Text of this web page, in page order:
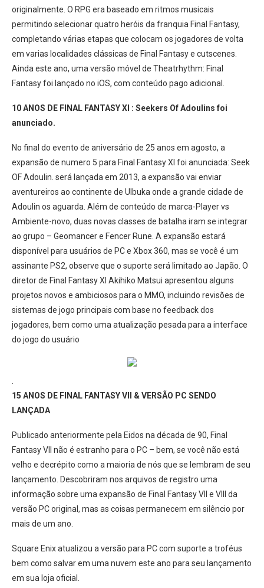
originalmente. O RPG era baseado em ritmos musicais
permitindo selecionar quatro heróis da franquia Final Fantasy,
completando várias etapas que colocam os jogadores de volta
em varias localidades clássicas de Final Fantasy e cutscenes.
Ainda este ano, uma versão móvel de Theatrhythm: Final
Fantasy foi lançado no iOS, com conteúdo pago adicional.
10 ANOS DE FINAL FANTASY XI : Seekers Of Adoulins foi
anunciado.
No final do evento de aniversário de 25 anos em agosto, a
expansão de numero 5 para Final Fantasy XI foi anunciada: Seek
OF Adoulin. será lançada em 2013, a expansão vai enviar
aventureiros ao continente de Ulbuka onde a grande cidade de
Adoulin os aguarda. Além de conteúdo de marca-Player vs
Ambiente-novo, duas novas classes de batalha iram se integrar
ao grupo – Geomancer e Fencer Rune. A expansão estará
disponível para usuários de PC e Xbox 360, mas se você é um
assinante PS2, observe que o suporte será limitado ao Japão. O
diretor de Final Fantasy XI Akihiko Matsui apresentou alguns
projetos novos e ambiciosos para o MMO, incluindo revisões de
sistemas de jogo principais com base no feedback dos
jogadores, bem como uma atualização pesada para a interface
do jogo do usuário
15 ANOS DE FINAL FANTASY VII & VERSÃO PC SENDO
LANÇADA
Publicado anteriormente pela Eidos na década de 90, Final
Fantasy VII não é estranho para o PC – bem, se você não está
velho e decrépito como a maioria de nós que se lembram de seu
lançamento. Descobriram nos arquivos de registro uma
informação sobre uma expansão de Final Fantasy VII e VIII da
versão PC original, mas as coisas permanecem em silêncio por
mais de um ano.
Square Enix atualizou a versão para PC com suporte a troféus
bem como salvar em uma nuvem este ano para seu lançamento
em sua loja oficial.